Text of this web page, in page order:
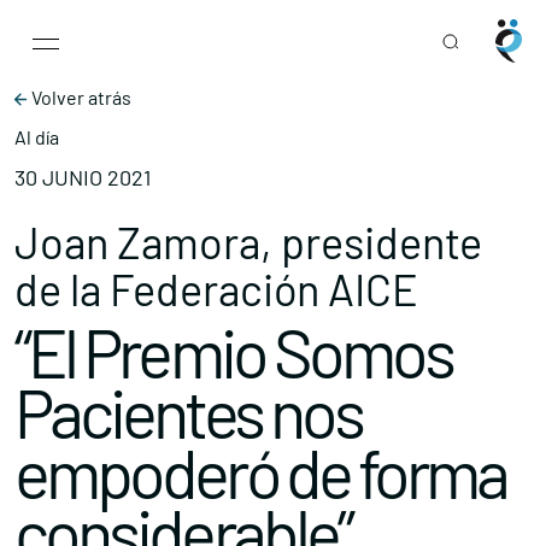
Main Navigation
Volver atrás
Al día
30 JUNIO 2021
Joan Zamora, presidente
de la Federación AICE
“El Premio Somos
Pacientes nos
empoderó de forma